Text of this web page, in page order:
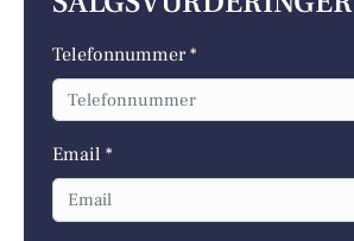
Telefonnummer *
Email *